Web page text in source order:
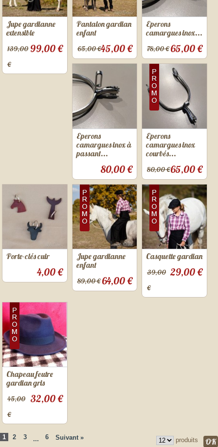
Jupe gardianne
extensible
99,00 €
139,00
€
Pantalon gardian
enfant
45,00 €
65,00 €
Eperons
camargues inox...
65,00 €
78,00 €
Eperons
camargues inox à
passant...
80,00 €
Eperons
camargues inox
courbés...
65,00 €
80,00 €
Porte-clés cuir
4,00 €
Jupe gardianne
enfant
64,00 €
89,00 €
Casquette gardian
29,00 €
39,00
€
Chapeau feutre
gardian gris
32,00 €
45,00
€
1 2 3 ... 6 Suivant » produits